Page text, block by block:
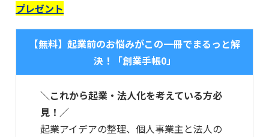
プレゼント
【無料】起業前のお悩みがこの一冊でまるっと解
決！「創業手帳0」
＼これから起業・法人化を考えている方必
見！／
起業アイデアの整理、個人事業主と法人の